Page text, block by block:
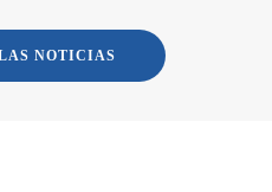
NOTICIAS